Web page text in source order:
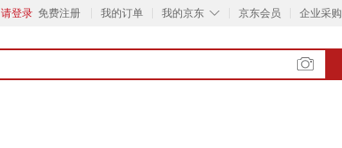
请登录 免费注册 我的订单 ◇
我的京东 京东会员 企业采购